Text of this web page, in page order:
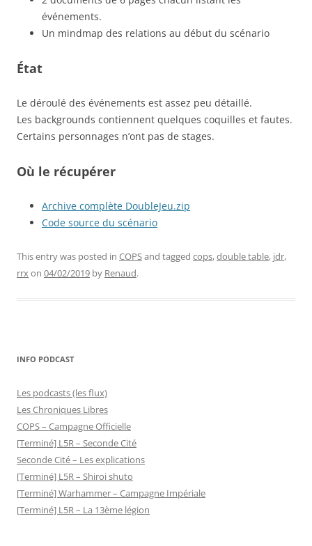
événements.
Un mindmap des relations au début du scénario
État
Le déroulé des événements est assez peu détaillé.
Les backgrounds contiennent quelques coquilles et fautes.
Certains personnages n’ont pas de stages.
Où le récupérer
Archive complète DoubleJeu.zip
Code source du scénario
This entry was posted in COPSand tagged cops,double table, jdr,
rrx on 04/02/2019 by Renaud.
INFO PODCAST
Les podcasts (les flux)
Les Chroniques Libres
COPS – Campagne Officielle
[Terminé] L5R – Seconde Cité
Seconde Cité – Les explications
[Terminé] L5R – Shiroi shuto
[Terminé] Warhammer – Campagne Impériale
[Terminé] L5R – La 13ème légion